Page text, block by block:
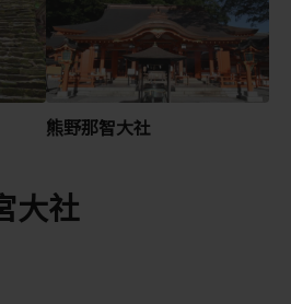
熊野那智大社
大社